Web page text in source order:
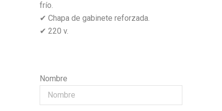
frío.
✔ Chapa de gabinete reforzada.
✔ 220 v.
Nombre